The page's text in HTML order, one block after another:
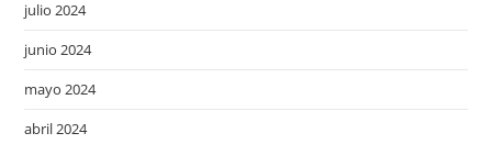
julio 2024
junio 2024
mayo 2024
abril 2024